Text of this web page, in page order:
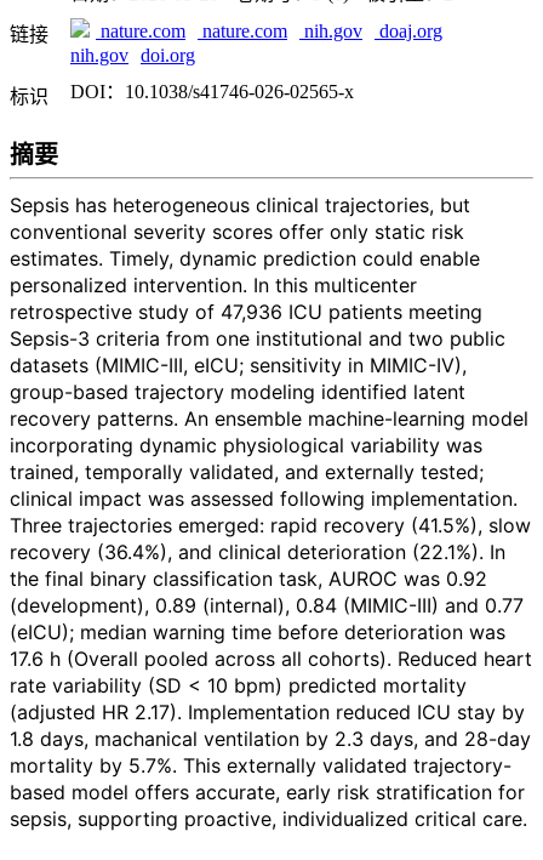
链接
nature.com nature.com nih.gov
doaj.org
nih.gov doi.org
标识
DOI：10.1038/s41746-026-02565-x
摘要
Sepsis has heterogeneous clinical trajectories, but
conventional severity scores offer only static risk
estimates. Timely, dynamic prediction could enable
personalized intervention. In this multicenter
retrospective study of 47,936 ICU patients meeting
Sepsis-3 criteria from one institutional and two public
datasets (MIMIC-III, eICU; sensitivity in MIMIC-IV),
group-based trajectory modeling identified latent
recovery patterns. An ensemble machine-learning model
incorporating dynamic physiological variability was
trained, temporally validated, and externally tested;
clinical impact was assessed following implementation.
Three trajectories emerged: rapid recovery (41.5%), slow
recovery (36.4%), and clinical deterioration (22.1%). In
the final binary classification task, AUROC was 0.92
(development), 0.89 (internal), 0.84 (MIMIC-III) and 0.77
(eICU); median warning time before deterioration was
17.6 h (Overall pooled across all cohorts). Reduced heart
rate variability (SD < 10 bpm) predicted mortality
(adjusted HR 2.17). Implementation reduced ICU stay by
1.8 days, machanical ventilation by 2.3 days, and 28-day
mortality by 5.7%. This externally validated trajectory-
based model offers accurate, early risk stratification for
sepsis, supporting proactive, individualized critical care.